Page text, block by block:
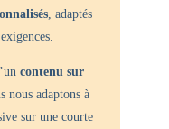
, adaptés
contenu sur
nous adaptons à
sur une courte